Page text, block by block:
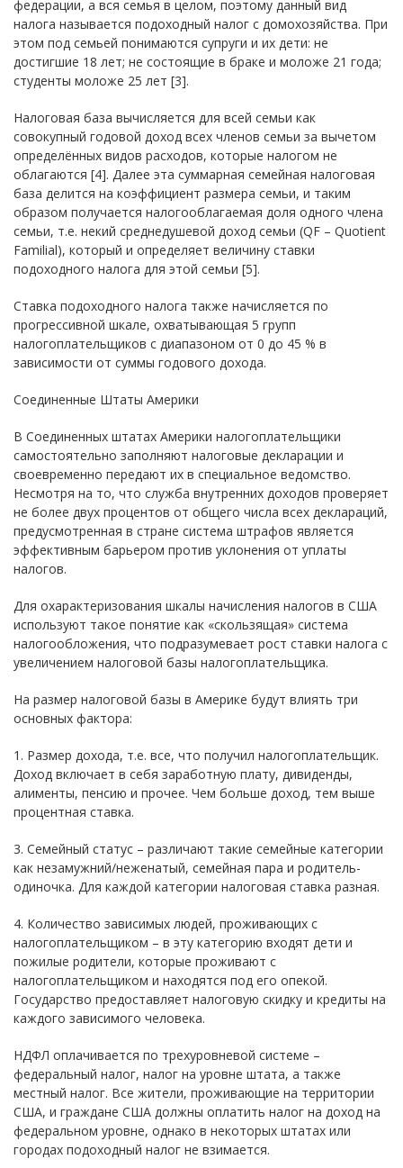
федерации, а вся семья в целом, поэтому данный вид
налога называется подоходный налог с домохозяйства. При
этом под семьей понимаются супруги и их дети: не
достигшие 18 лет; не состоящие в браке и моложе 21 года;
студенты моложе 25 лет [3].
Налоговая база вычисляется для всей семьи как
совокупный годовой доход всех членов семьи за вычетом
определённых видов расходов, которые налогом не
облагаются [4]. Далее эта суммарная семейная налоговая
база делится на коэффициент размера семьи, и таким
образом получается налогооблагаемая доля одного члена
семьи, т.е. некий среднедушевой доход семьи (QF – Quotient
Familial), который и определяет величину ставки
подоходного налога для этой семьи [5].
Ставка подоходного налога также начисляется по
прогрессивной шкале, охватывающая 5 групп
налогоплательщиков с диапазоном от 0 до 45 % в
зависимости от суммы годового дохода.
Соединенные Штаты Америки
В Соединенных штатах Америки налогоплательщики
самостоятельно заполняют налоговые декларации и
своевременно передают их в специальное ведомство.
Несмотря на то, что служба внутренних доходов проверяет
не более двух процентов от общего числа всех деклараций,
предусмотренная в стране система штрафов является
эффективным барьером против уклонения от уплаты
налогов.
Для охарактеризования шкалы начисления налогов в США
используют такое понятие как «скользящая» система
налогообложения, что подразумевает рост ставки налога с
увеличением налоговой базы налогоплательщика.
На размер налоговой базы в Америке будут влиять три
основных фактора:
1. Размер дохода, т.е. все, что получил налогоплательщик.
Доход включает в себя заработную плату, дивиденды,
алименты, пенсию и прочее. Чем больше доход, тем выше
процентная ставка.
3. Семейный статус – различают такие семейные категории
как незамужний/неженатый, семейная пара и родитель-
одиночка. Для каждой категории налоговая ставка разная.
4. Количество зависимых людей, проживающих с
налогоплательщиком – в эту категорию входят дети и
пожилые родители, которые проживают с
налогоплательщиком и находятся под его опекой.
Государство предоставляет налоговую скидку и кредиты на
каждого зависимого человека.
НДФЛ оплачивается по трехуровневой системе –
федеральный налог, налог на уровне штата, а также
местный налог. Все жители, проживающие на территории
США, и граждане США должны оплатить налог на доход на
федеральном уровне, однако в некоторых штатах или
городах подоходный налог не взимается.